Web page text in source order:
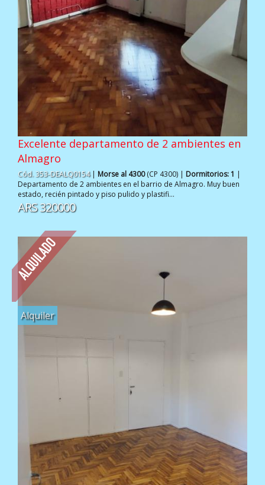
Excelente departamento de 2 ambientes en
Almagro
Cód. 353-DEALQ0154| Morse al 4300(CP 4300) | Dormitorios: 1 |
Departamento de 2 ambientes en el barrio de Almagro. Muy buen
estado, recién pintado y piso pulido y plastifi...
ARS 320000
Alquiler